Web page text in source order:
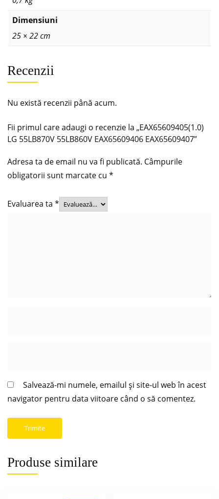
Dimensiuni
25 × 22 cm
Recenzii
Nu există recenzii până acum.
Fii primul care adaugi o recenzie la „EAX65609405(1.0)
LG 55LB870V 55LB860V EAX65609406 EAX65609407”
Adresa ta de email nu va fi publicată. Câmpurile
obligatorii sunt marcate cu *
Evaluarea ta *
Salvează-mi numele, emailul și site-ul web în acest
navigator pentru data viitoare când o să comentez.
Produse similare